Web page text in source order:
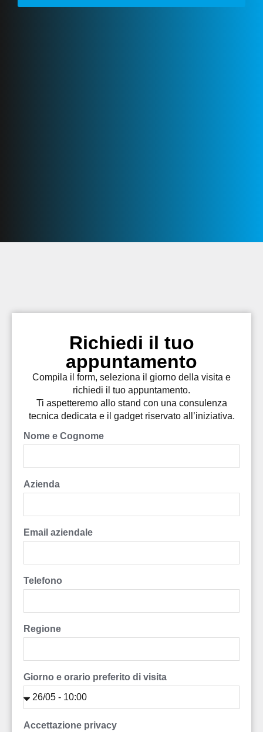
Richiedi il tuo
appuntamento
Compila il form, seleziona il giorno della visita e
richiedi il tuo appuntamento.
Ti aspetteremo allo stand con una consulenza
tecnica dedicata e il gadget riservato all’iniziativa.
Nome e Cognome
Azienda
Email aziendale
Telefono
Regione
Giorno e orario preferito di visita
Accettazione privacy